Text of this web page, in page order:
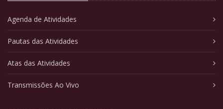
Agenda de Atividades
Pautas das Atividades
Atas das Atividades
Transmissões Ao Vivo